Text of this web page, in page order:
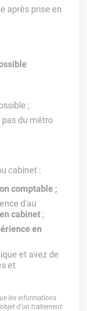
après prise en
;
pas du métro
cabinet :
comptable ;
d'au
cabinet ;
en
et avez de
et
les informations
d’un traitement